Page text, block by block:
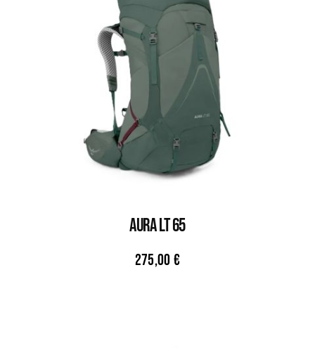
AURA LT 65
275,00 €